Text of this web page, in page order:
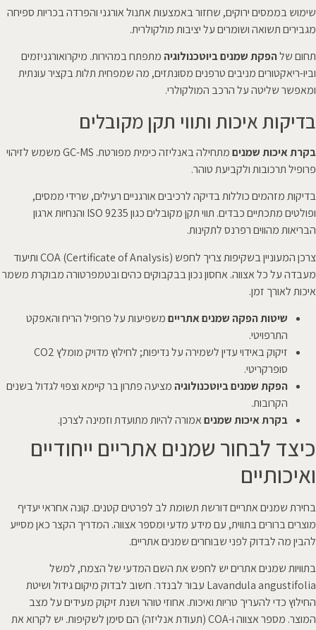
שימוש בממסים ירוקים, שחזור באמצעות אתנול אורגני והפרדה בכריות ספיחה
מגבירים תשואה ושומרים על יציבות מולקולרית.
תחום שלהפקת שמנים ביוטכנולוגיה מתפתח במהירות. מיקרואורגניזמים
וביו-ריאקטורים מניבים טרפנים מסונתזים, מה שמפחית תלות בקציר עונתית
ומאפשר שליטה על הרכב המולקולרי.
בדיקות איכות ותווי תקן מקובלים
בקרת איכות שמנים
מתחילה באנליזה כימית מפורטת. GC-MS משמש לזיהוי
פרופיל תרכובות ולקביעת טוהר.
בדיקות מזהמים כוללות בדיקה לרכיבים אורגניים רעילים, שרידי ממסים,
ופולטים מתכתיים כבדים. תווי תקן מקובלים כגון ISO 9235 והנחיות ארגון
הבריאות מהווים רפרנס לתקינות.
צרכן המעוניין בשקיפות צריך לחפש COA (Certificate of Analysis) ותיעוד
מעבדה על כל אצווה. אחסון נכון בבקבוקים כהים ובטמפרטורה מבוקרת משמר
איכות לאורך זמן.
שיטות הפקה שמנים אתרייםמשפיעות על פרופיל הריח והאפקט
התרפויטי.
זיקוק באידוי עדין לשמירה על נדיפות; לחילוץ מדויק מומלץ CO2
סופרקריטי.
הפקת שמנים ביוטכנולוגיה מציעה פתרון בר קיימא וצפוי לגדול בשנים
הקרובות.
בקרת איכות שמניםאמורה להיות מתועדת וזמינה לצרכן.
כיצד לבחור שמנים אתריים ייחודיים
ואיכותיים
בחירת שמנים אתריים דורשת תשומת לב לפרטים קטנים. קונה אחראי יעדיף
מוצרים ברורים בתווית, עם מידע מדעי ומספר אצווה. המדריך הקצר כאן מסייע
להבין מה לבדוק לפני שבוחרים שמנים אתריים.
בתוויות שמנים אתרים יש לחפש את השם המדעי של הצמח, למשל
Lavandula angustifolia עבור לבנדר. חשוב לבדוק מיקום גידול ושיטת
החילוץ כדי להעריך טריות ואיכות. אחוזי טוהר ושנת זיקוק מעידים על מצב
המוצר. מספר אצווה ו-COA (תעודת אנליזה) הם סימן לשקיפות. יש לקרוא את